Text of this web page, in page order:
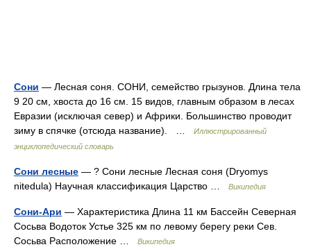
Сони — Лесная соня. СОНИ, семейство грызунов. Длина тела
9 20 см, хвоста до 16 см. 15 видов, главным образом в лесах
Евразии (исключая север) и Африки. Большинство проводит
зиму в спячке (отсюда название). …
Иллюстрированный
энциклопедический словарь
Сони лесные — ? Сони лесные Лесная соня (Dryomys
nitedula) Научная классификация Царство …
Википедия
Сони-Ари — Характеристика Длина 11 км Бассейн Северная
Сосьва Водоток Устье 325 км по левому берегу реки Сев.
Сосьва Расположение …
Википедия